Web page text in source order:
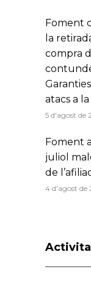
Foment
la
compra
atacs a
5 d'agost de
Foment
juliol
de
4 d'agost de